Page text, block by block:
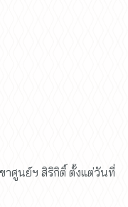
าศูนย์ฯ สิริกิติ์ ตั้งแต่วันที่